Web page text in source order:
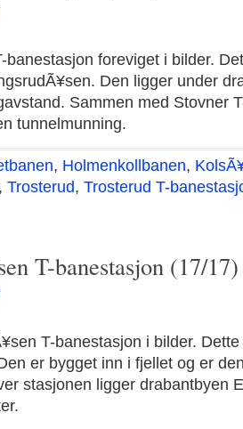
banestasjon foreviget i bilder.
Den ligger under
Sammen med Stovner
tunnelmunning.
, Holmenkollbanen,
, Trosterud, Trosterud T-
T-banestasjon (17/17)
T-banestasjon i bilder.
er bygget inn i fjellet og er
stasjonen ligger drabantbyen